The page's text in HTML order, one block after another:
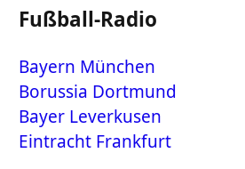
Fußball-Radio
Bayern München
Borussia Dortmund
Bayer Leverkusen
Eintracht Frankfurt